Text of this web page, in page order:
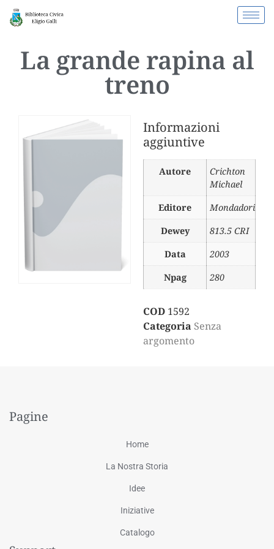
La grande rapina al
treno
Informazioni
aggiuntive
Autore
Crichton
Michael
Editore
Mondadori
Dewey
813.5 CRI
Data
2003
Npag
280
COD 1592
Categoria Senza
argomento
Pagine
Home
La Nostra Storia
Idee
Iniziative
Catalogo